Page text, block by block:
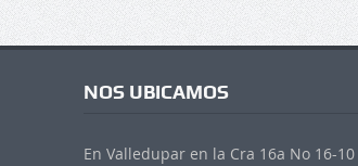
NOS UBICAMOS
En Valledupar en la Cra 16a No 16-